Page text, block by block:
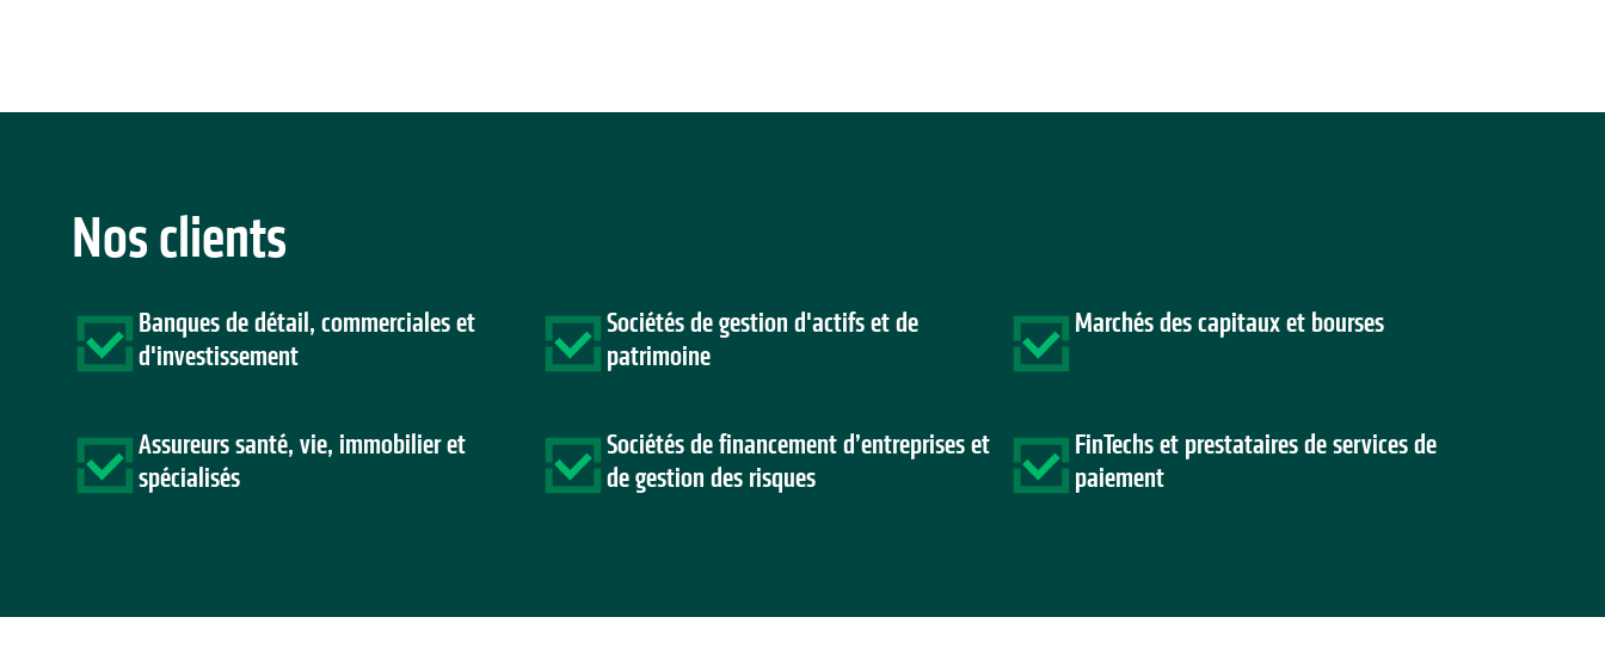
Nos clients
Banques de détail, commerciales et
d'investissement
Assureurs santé, vie, immobilier et
spécialisés
Sociétés de gestion d'actifs et de
patrimoine
Sociétés de financement d’entreprises et
de gestion des risques
Marchés des capitaux et bourses
FinTechs et prestataires de services de
paiement